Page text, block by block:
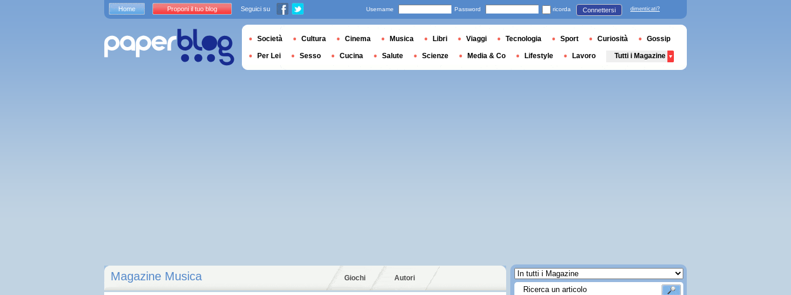
Magazine Musica Giochi Autori
Home Proponi il tuo blog Seguici su Username Password ricorda Connettersi dimenticati?
Società Cultura Cinema Musica Libri Viaggi Tecnologia Sport Curiosità Gossip
Per Lei Sesso Cucina Salute Scienze Media & Co Lifestyle Lavoro Tutti i Magazine